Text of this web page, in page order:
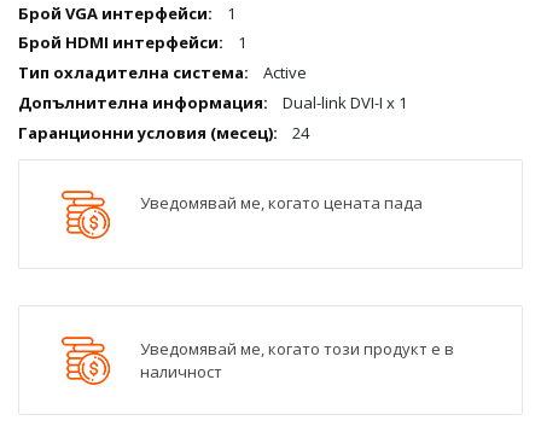
1
1
Active
Dual-link DVI-I x 1
24
Уведомявай ме, когато цената пада
Уведомявай ме, когато този продукт е в
наличност